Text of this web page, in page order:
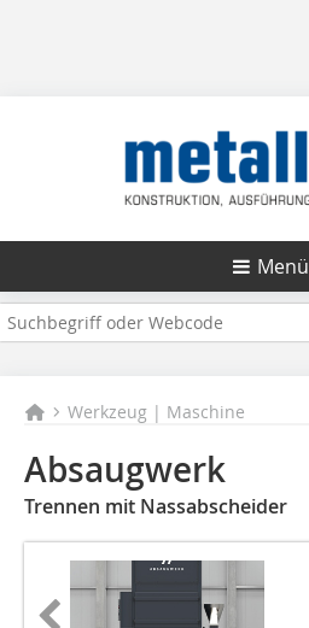
Menü
Werkzeug | Maschine
Absaugwerk
Trennen mit Nassabscheider